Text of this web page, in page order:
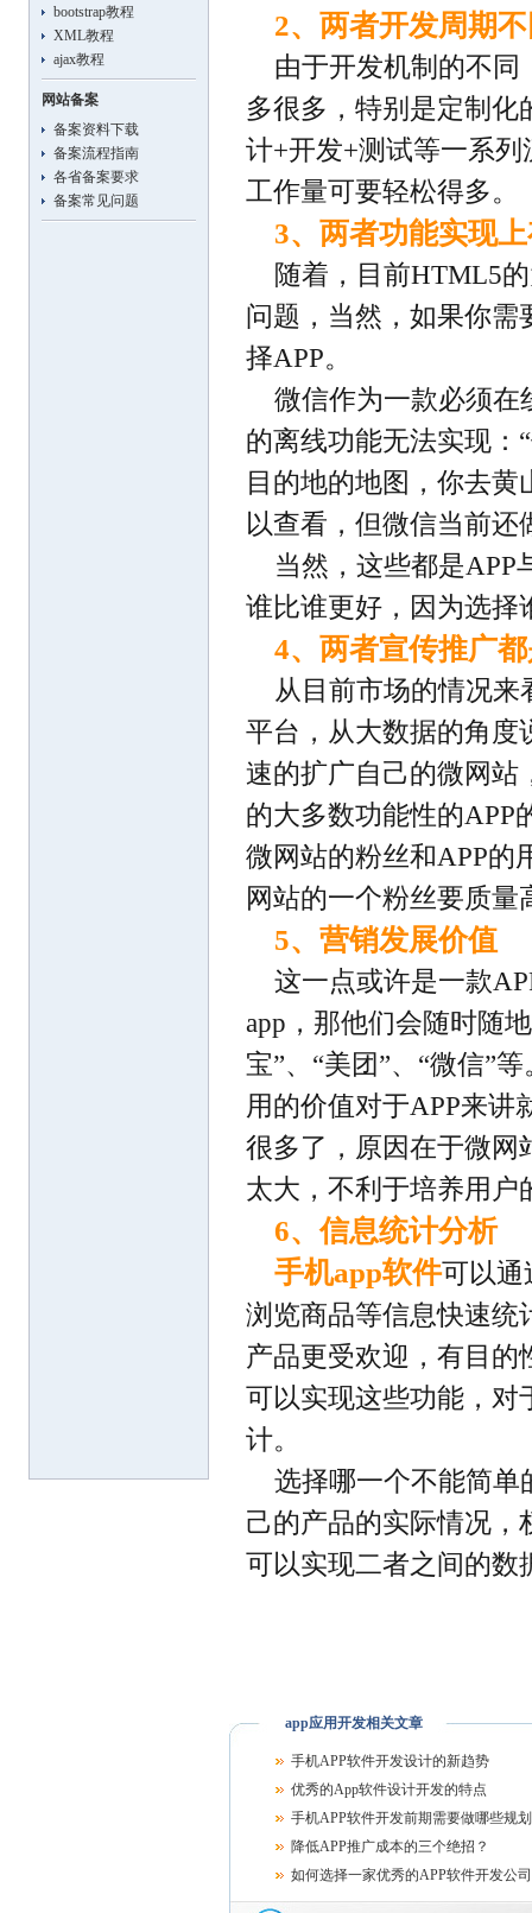
bootstrap教程
XML教程
ajax教程
网站备案
备案资料下载
备案流程指南
各省备案要求
备案常见问题
2、两者开发周期
由于开发机制的不同
多很多，特别是定制化
计+开发+测试等一系
工作量可要轻松得多。
3、两者功能实现
随着，目前HTML5
问题，当然，如果你需
择APP。
微信作为一款必须在
的离线功能无法实现：
目的地的地图，你去
以查看，但微信当前还
当然，这些都是APP
谁比谁更好，因为选择
4、两者宣传推广
从目前市场的情况
平台，从大数据的角度
速的扩广自己的微网站
的大多数功能性的APP
微网站的粉丝和APP的
网站的一个粉丝要质量
5、营销发展价值
这一点或许是一款
app，那他们会随时随
宝”、“美团”、“微信”
用的价值对于APP来讲
很多了，原因在于微网
太大，不利于培养用户
6、信息统计分析
手机app软件可以通
浏览商品等信息快速统
产品更受欢迎，有目
可以实现这些功能，对
计。
选择哪一个不能简单
己的产品的实际情况，
可以实现二者之间的数
app应用开发相关文章
手机APP软件开发设计的新趋势
优秀的App软件设计开发的特点
手机APP软件开发前期需要做哪些规
降低APP推广成本的三个绝招？
如何选择一家优秀的APP软件开发公